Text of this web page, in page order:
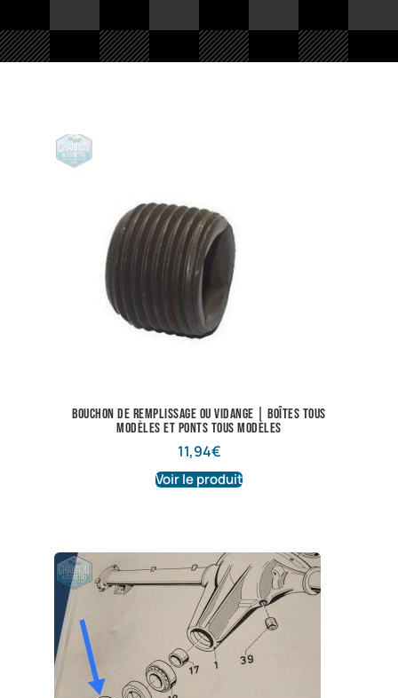
Bouchon de remplissage ou vidange | Boîtes tous
modèles et ponts tous modèles
11,94€
Voir le produit